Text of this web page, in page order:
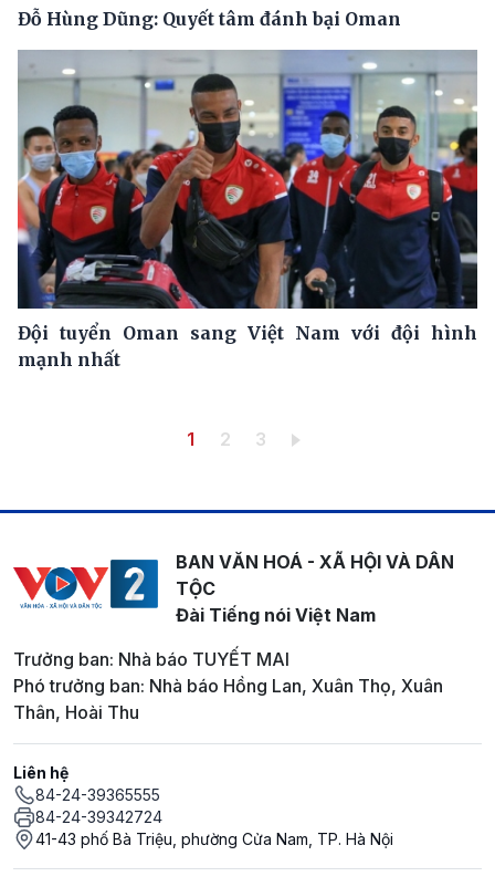
Đỗ Hùng Dũng: Quyết tâm đánh bại Oman
Đội tuyển Oman sang Việt Nam với đội hình
mạnh nhất
Trang hiện thời
1 Trang
2 Trang
3
BAN VĂN HOÁ - XÃ HỘI VÀ DÂN
TỘC
Đài Tiếng nói Việt Nam
Trưởng ban: Nhà báo TUYẾT MAI
Phó trưởng ban: Nhà báo Hồng Lan, Xuân Thọ, Xuân
Thân, Hoài Thu
Liên hệ
84-24-39365555
84-24-39342724
41-43 phố Bà Triệu, phường Cửa Nam, TP. Hà Nội